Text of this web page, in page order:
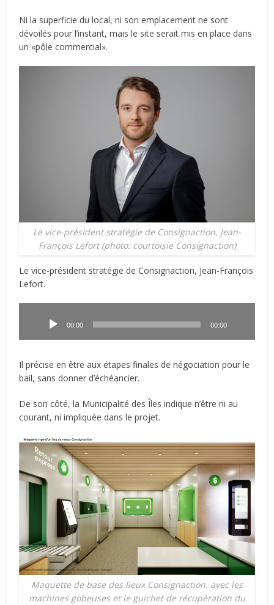
Ni la superficie du local, ni son emplacement ne sont
dévoilés pour l’instant, mais le site serait mis en place dans
un «pôle commercial».
Le vice-président stratégie de Consignaction, Jean-
François Lefort (photo: courtoisie Consignaction)
Le vice-président stratégie de Consignaction, Jean-François
Lefort.
00:00 00:00
Il précise en être aux étapes finales de négociation pour le
bail, sans donner d’échéancier.
De son côté, la Municipalité des Îles indique n’être ni au
courant, ni impliquée dans le projet.
Maquette de base des lieux Consignaction, avec les
machines gobeuses et le guichet de récupération du